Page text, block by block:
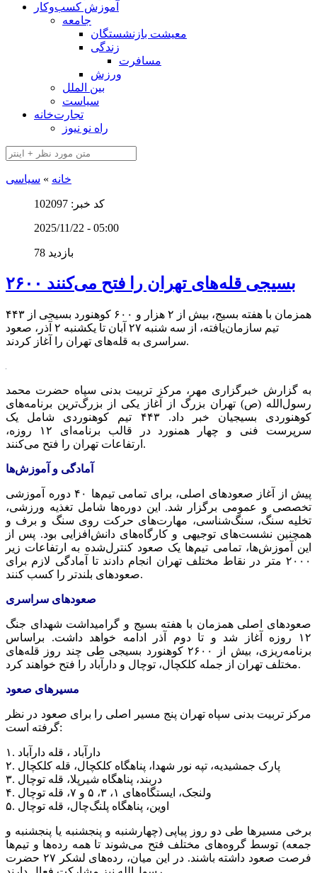
آموزش کسب‌وکار
جامعه
معیشت بازنشستگان
زندگی
مسافرت
ورزش
بین الملل
سیاست
تجارت‌خانه
راه نو نیوز
خانه » سیاسی
کد خبر: 102097
2025/11/22 - 05:00
78 بازدید
۲۶۰۰ بسیجی قله‌های تهران را فتح می‌کنند
همزمان با هفته بسیج، بیش از ۲ هزار و ۶۰۰ کوهنورد بسیجی از ۴۴۳
تیم سازمان‌یافته، از سه شنبه ۲۷ آبان تا یکشنبه ۲ آذر، صعود
سراسری به قله‌های تهران را آغاز کردند.
به گزارش خبرگزاری مهر، مرکز تربیت بدنی سپاه حضرت محمد
رسول‌الله (ص) تهران بزرگ از آغاز یکی از بزرگ‌ترین برنامه‌های
کوهنوردی بسیجیان خبر داد. ۴۴۳ تیم کوهنوردی شامل یک
سرپرست فنی و چهار همنورد
در قالب برنامه‌ای ۱۲ روزه،
ارتفاعات تهران را فتح می‌کنند.
آمادگی و آموزش‌ها
پیش از آغاز صعودهای اصلی، برای تمامی تیم‌ها ۴۰ دوره آموزشی
تخصصی و عمومی برگزار شد. این دوره‌ها شامل تغذیه ورزشی،
تخلیه سنگ، سنگ‌شناسی، مهارت‌های حرکت روی سنگ و برف و
همچنین نشست‌های توجیهی و کارگاه‌های دانش‌افزایی بود. پس از
این آموزش‌ها، تمامی تیم‌ها یک صعود کنترل‌شده به ارتفاعات زیر
۲۰۰۰ متر در نقاط مختلف تهران انجام دادند تا آمادگی لازم برای
صعودهای بلندتر را کسب کنند.
صعودهای سراسری
صعودهای اصلی همزمان با هفته بسیج و گرامیداشت شهدای جنگ
۱۲ روزه آغاز شد و تا دوم آذر ادامه خواهد داشت. براساس
برنامه‌ریزی، بیش از
۲۶۰۰ کوهنورد بسیجی طی چند روز قله‌های
مختلف تهران از جمله کلکچال، توچال و دارآباد را فتح خواهند کرد.
مسیرهای صعود
مرکز تربیت بدنی سپاه تهران پنج مسیر اصلی را برای صعود در نظر
گرفته است:
۱. دارآباد ، قله دارآباد
۲. پارک جمشیدیه، تپه نور شهدا، پناهگاه کلکچال، قله کلکچال
۳. دربند، پناهگاه شیرپلا، قله توچال
۴. ولنجک، ایستگاه‌های ۱، ۳، ۵ و ۷، قله توچال
۵. اوین، پناهگاه پلنگ‌چال، قله توچال
برخی مسیرها طی دو روز پیاپی (چهارشنبه و پنجشنبه یا پنجشنبه و
جمعه) توسط گروه‌های مختلف فتح می‌شوند تا همه رده‌ها و تیم‌ها
فرصت صعود داشته باشند. در این میان، رده‌های لشکر ۲۷ حضرت